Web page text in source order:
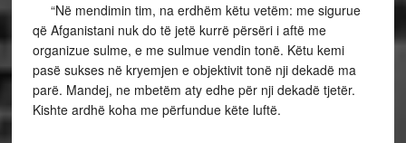
“Në mendimin tim, na erdhëm këtu vetëm: me sigurue
që Afganistani nuk do të jetë kurrë përsëri i aftë me
organizue sulme, e me sulmue vendin tonë. Këtu kemi
pasë sukses në kryemjen e objektivit tonë nji dekadë ma
parë. Mandej, ne mbetëm aty edhe për nji dekadë tjetër.
Kishte ardhë koha me përfundue këte luftë.